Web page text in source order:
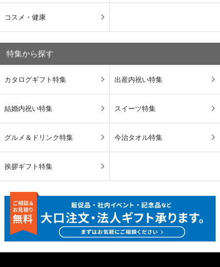
コスメ・健康
特集から探す
カタログギフト特集 出産内祝い特集
結婚内祝い特集 スイーツ特集
グルメ＆ドリンク特集 今治タオル特集
挨拶ギフト特集